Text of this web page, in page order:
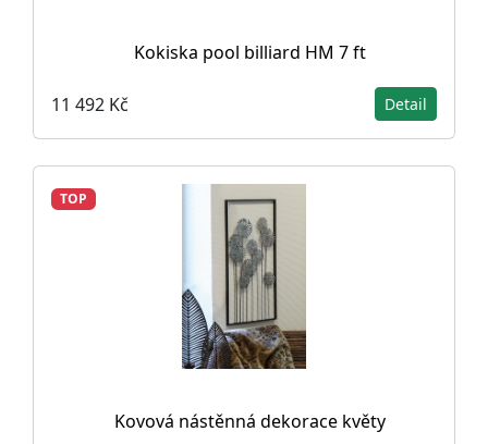
Kokiska pool billiard HM 7 ft
11 492 Kč Detail
TOP
Kovová nástěnná dekorace květy